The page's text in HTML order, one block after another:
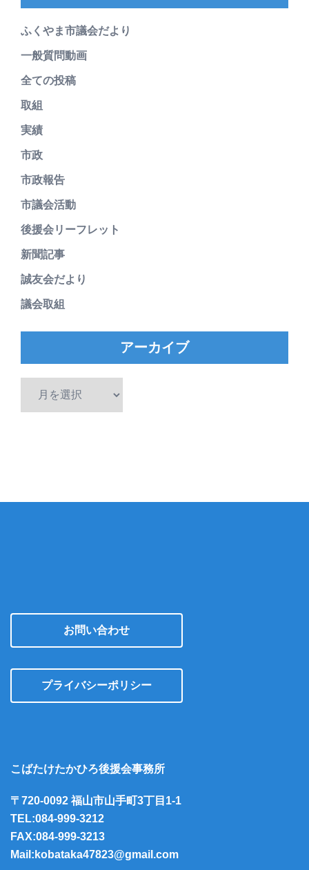
ふくやま市議会だより
一般質問動画
全ての投稿
取組
実績
市政
市政報告
市議会活動
後援会リーフレット
新聞記事
誠友会だより
議会取組
アーカイブ
お問い合わせ
プライバシーポリシー
こばたけたかひろ後援会事務所
〒720-0092 福山市山手町3丁目1-1
TEL:084-999-3212
FAX:084-999-3213
Mail:kobataka47823@gmail.com